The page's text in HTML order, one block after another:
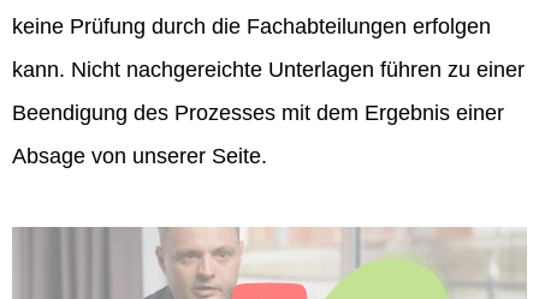
keine Prüfung durch die Fachabteilungen erfolgen
kann. Nicht nachgereichte Unterlagen führen zu einer
Beendigung des Prozesses mit dem Ergebnis einer
Absage von unserer Seite.